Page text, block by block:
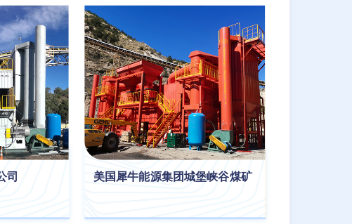
司 美国犀牛能源集团城堡峡谷煤矿